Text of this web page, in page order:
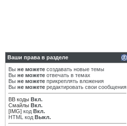
Ваши права в разделе
Вы не можете создавать новые темы
Вы не можете отвечать в темах
Вы не можете прикреплять вложения
Вы не можете редактировать свои сообщения
BB коды Вкл.
Смайлы Вкл.
[IMG] код Вкл.
HTML код Выкл.